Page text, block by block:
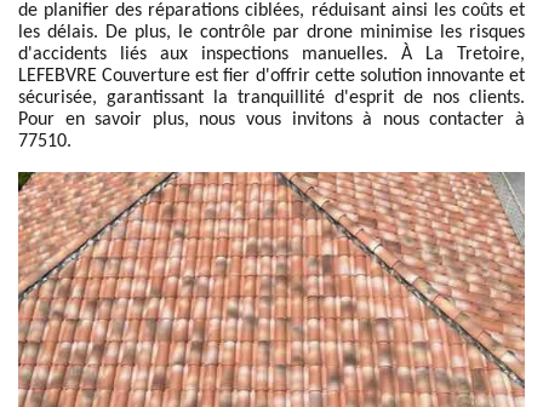
de planifier des réparations ciblées, réduisant ainsi les coûts et
les délais. De plus, le contrôle par drone minimise les risques
d'accidents liés aux inspections manuelles. À La Tretoire,
LEFEBVRE Couverture est fier d'offrir cette solution innovante et
sécurisée, garantissant la tranquillité d'esprit de nos clients.
Pour en savoir plus, nous vous invitons à nous contacter à
77510.